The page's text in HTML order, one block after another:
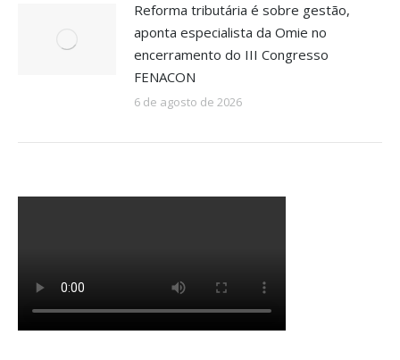
Reforma tributária é sobre gestão,
aponta especialista da Omie no
encerramento do III Congresso
FENACON
6 de agosto de 2026